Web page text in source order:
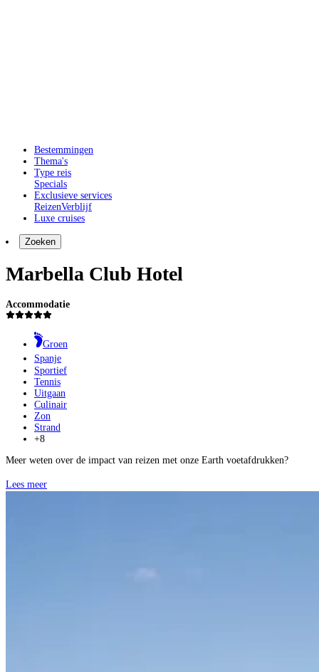
Bestemmingen
Thema's
Type reis
Specials
Exclusieve services
ReizenVerblijf
Luxe cruises
Zoeken
Marbella Club Hotel
Accommodatie
Groen
Spanje
Sportief
Tennis
Uitgaan
Culinair
Zon
Strand
+8
Meer weten over de impact van reizen met onze Earth voetafdrukken?
Lees meer